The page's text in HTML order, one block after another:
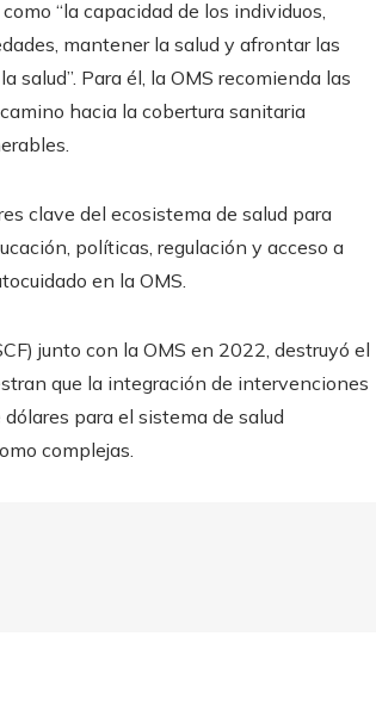
“la capacidad de los individuos,
mantener la salud y afrontar las
salud”. Para él, la OMS recomienda las
hacia la cobertura sanitaria
clave del ecosistema de salud para
políticas, regulación y acceso a
en la OMS.
junto con la OMS en 2022, destruyó el
que la integración de intervenciones
para el sistema de salud
complejas.